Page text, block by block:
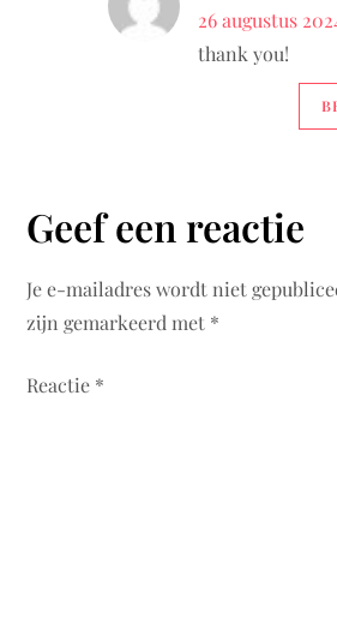
26 augustus
thank you!
Geef een reactie
Je e-mailadres wordt niet
zijn gemarkeerd met *
Reactie *